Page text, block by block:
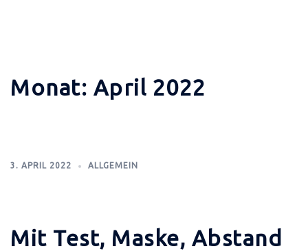
Monat: April 2022
3. APRIL 2022 ALLGEMEIN
Mit Test, Maske, Abstand